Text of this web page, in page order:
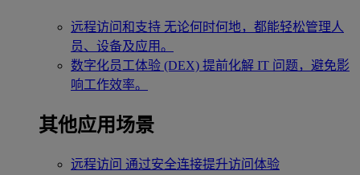
远程访问和支持 无论何时何地，都能轻松管理人
员、设备及应用。
数字化员工体验 (DEX) 提前化解 IT 问题，避免影
响工作效率。
其他应用场景
远程访问 通过安全连接提升访问体验